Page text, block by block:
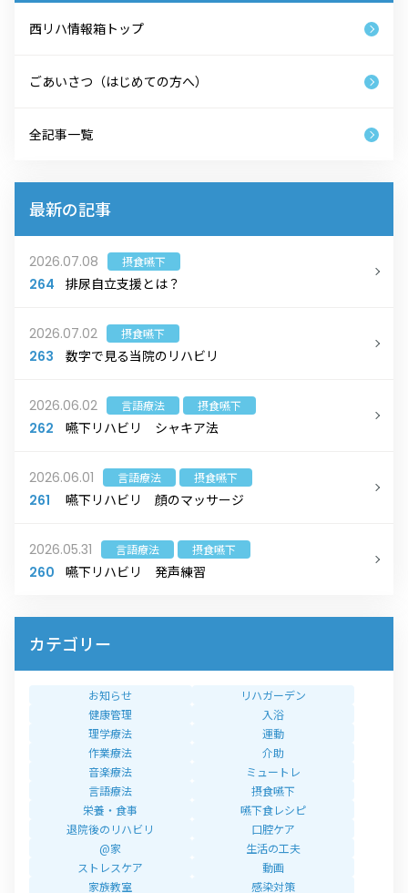
西リハ情報箱トップ
ごあいさつ（はじめての方へ）
全記事一覧
最新の記事
2026.07.08 摂食嚥下
264 排尿自立支援とは？
2026.07.02 摂食嚥下
263 数字で見る当院のリハビリ
2026.06.02 言語療法 摂食嚥下
262 嚥下リハビリ シャキア法
2026.06.01 言語療法 摂食嚥下
261 嚥下リハビリ 顔のマッサージ
2026.05.31 言語療法 摂食嚥下
260 嚥下リハビリ 発声練習
カテゴリー
お知らせ
リハガーデン
健康管理
入浴
理学療法
運動
作業療法
介助
音楽療法
ミュートレ
言語療法
摂食嚥下
栄養・食事
嚥下食レシピ
退院後のリハビリ
口腔ケア
@家
生活の工夫
ストレスケア
動画
家族教室
感染対策